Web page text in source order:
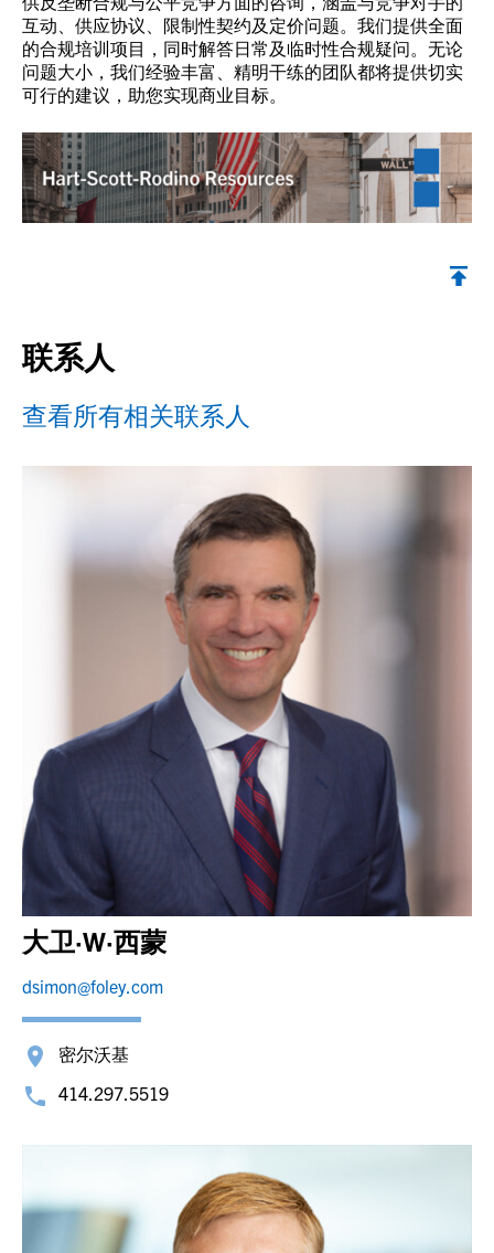
互动、供应协议、限制性契约及定价问题。我们提供全面
的合规培训项目，同时解答日常及临时性合规疑问。无论
问题大小，我们经验丰富、精明干练的团队都将提供切实
可行的建议，助您实现商业目标。
联系人
查看所有相关联系人
大卫·W·西蒙
dsimon@foley.com
密尔沃基
414.297.5519